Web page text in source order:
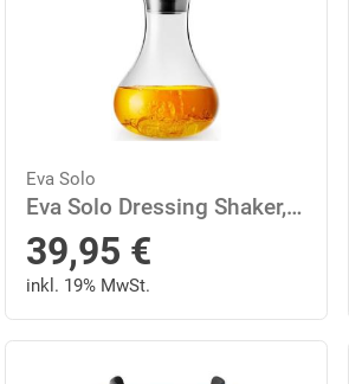
Eva Solo
Eva Solo Dressing Shaker, Borosilikatglas, (Set, 2-tlg), tropffrei
39,95 €
inkl. 19% MwSt.